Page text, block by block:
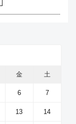
金 土
6 7
13 14